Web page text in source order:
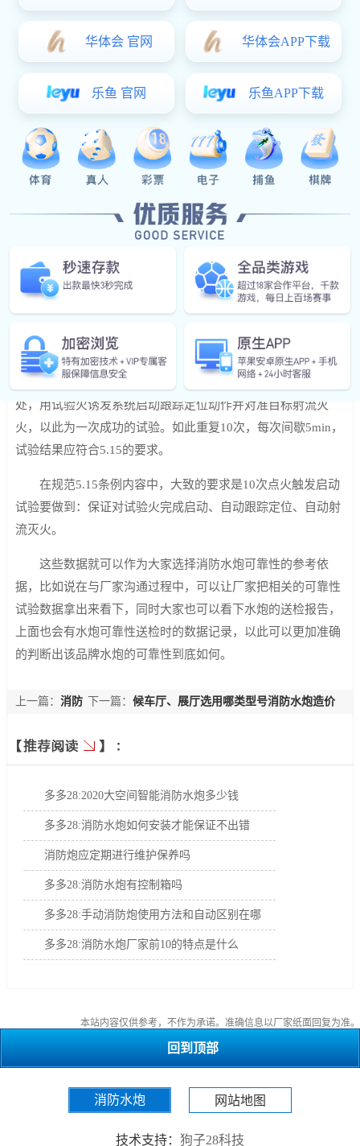
2010中，有对消防水炮进行可靠性试验的要求，而且在水炮生
产完成送检时，也会按照规范内容来检验，具体的规范内容要
求如下：
6.13 系统运行的可靠性能试验
将灭火装置固定在最小安装高度，在规定的最大保护半径
处，用试验火诱发系统启动跟踪定位动作并对准目标射流灭
火，以此为一次成功的试验。如此重复10次，每次间歇5min，
试验结果应符合5.15的要求。
在规范5.15条例内容中，大致的要求是10次点火触发启动
试验要做到：保证对试验火完成启动、自动跟踪定位、自动射
流灭火。
这些数据就可以作为大家选择消防水炮可靠性的参考依
据，比如说在与厂家沟通过程中，可以让厂家把相关的可靠性
试验数据拿出来看下，同时大家也可以看下水炮的送检报告，
上面也会有水炮可靠性送检时的数据记录，以此可以更加准确
的判断出该品牌水炮的可靠性到底如何。
下一篇：候车厅、展厅选用哪类型号消防水炮造价
上一篇： 消防
多多28:2020大空间智能消防水炮多少钱
多多28:消防水炮如何安装才能保证不出错
消防炮应定期进行维护保养吗
多多28:消防水炮有控制箱吗
多多28:手动消防炮使用方法和自动区别在哪
多多28:消防水炮厂家前10的特点是什么
本站内容仅供参考，不作为承诺。准确信息以厂家纸面回复为准。
回到顶部
消防水炮 网站地图
技术支持： 狗子28科技